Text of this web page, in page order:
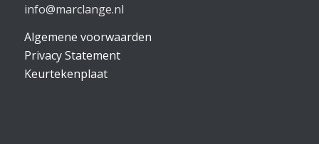
info@marclange.nl
Algemene voorwaarden
Privacy Statement
Keurtekenplaat